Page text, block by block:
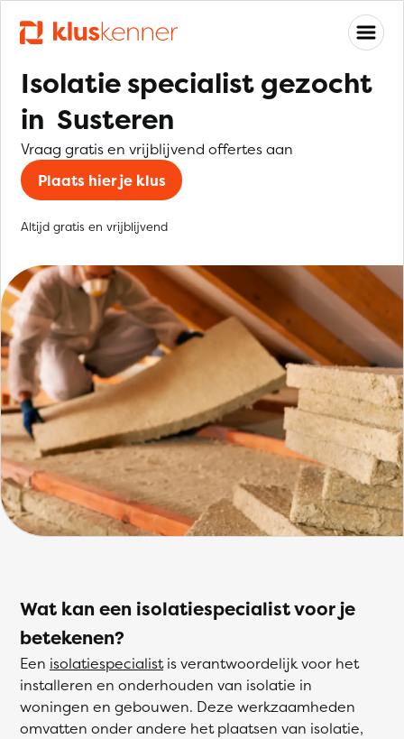
Isolatie specialist gezocht
in Susteren
Vraag gratis en vrijblijvend offertes aan
Plaats hier je klus
Altijd gratis en vrijblijvend
Wat kan een isolatiespecialist voor je
betekenen?
Een isolatiespecialistis verantwoordelijk voor het
installeren en onderhouden van isolatie in
woningen en gebouwen. Deze werkzaamheden
omvatten onder andere het plaatsen van isolatie,